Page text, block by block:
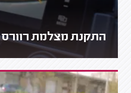
התקנת מצלמת רוורס